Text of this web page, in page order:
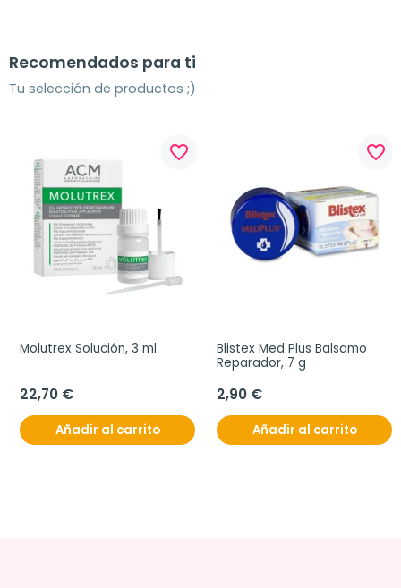
Recomendados para ti
Tu selección de productos ;)
favorite_border
Molutrex Solución, 3 ml
22,70 €
Añadir al carrito
favorite_border
Blistex Med Plus Balsamo
Reparador, 7 g
2,90 €
Añadir al carrito